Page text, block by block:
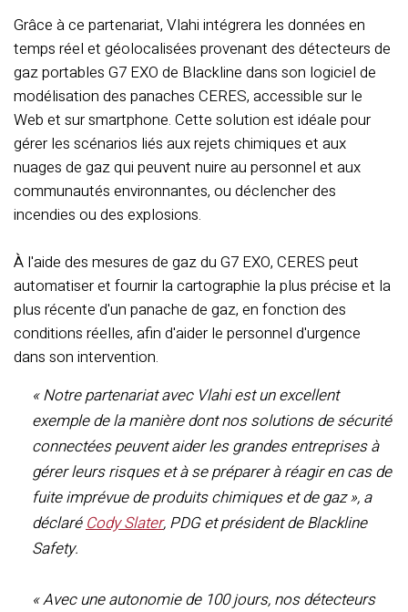
Grâce à ce partenariat, Vlahi intégrera les données en
temps réel et géolocalisées provenant des détecteurs de
gaz portables G7 EXO de Blackline dans son logiciel de
modélisation des panaches CERES, accessible sur le
Web et sur smartphone. Cette solution est idéale pour
gérer les scénarios liés aux rejets chimiques et aux
nuages de gaz qui peuvent nuire au personnel et aux
communautés environnantes, ou déclencher des
incendies ou des explosions.
À l'aide des mesures de gaz du G7 EXO, CERES peut
automatiser et fournir la cartographie la plus précise et la
plus récente d'un panache de gaz, en fonction des
conditions réelles, afin d'aider le personnel d'urgence
dans son intervention.
« Notre partenariat avec Vlahi est un excellent
exemple de la manière dont nos solutions de sécurité
connectées peuvent aider les grandes entreprises à
gérer leurs risques et à se préparer à réagir en cas de
fuite imprévue de produits chimiques et de gaz », a
déclaréCody Slater, PDG et président de Blackline
Safety.
« Avec une autonomie de 100 jours, nos détecteurs